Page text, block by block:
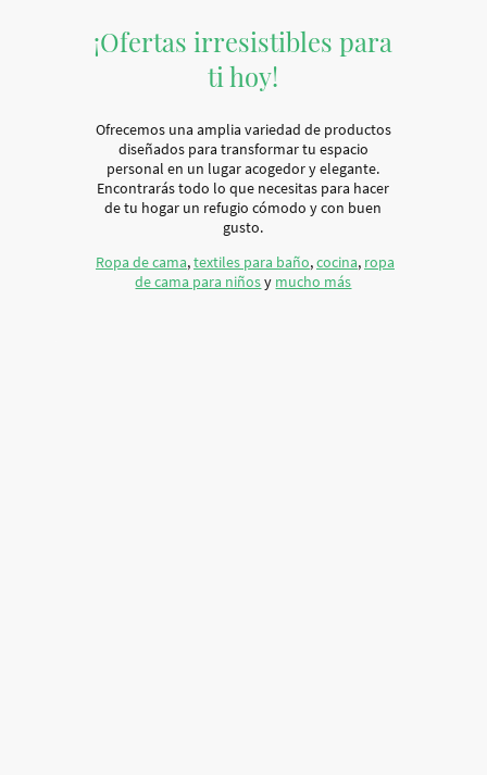
¡Ofertas irresistibles para
ti hoy!
Ofrecemos una amplia variedad de productos
diseñados para transformar tu espacio
personal en un lugar acogedor y elegante.
Encontrarás todo lo que necesitas para hacer
de tu hogar un refugio cómodo y con buen
gusto.
Ropa de cama,textiles para baño,cocina, ropa
de cama para niñosy mucho más